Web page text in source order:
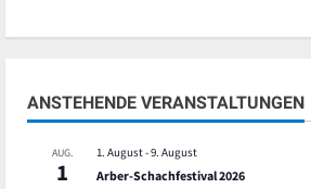
ANSTEHENDE VERANSTALTUNGEN
AUG.
1
1. August-9. August
Arber-Schachfestival 2026